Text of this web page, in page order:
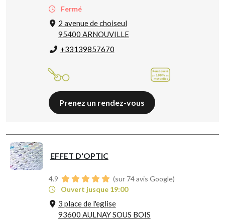
Fermé
2 avenue de choiseul
95400 ARNOUVILLE
+33139857670
Prenez un rendez-vous
EFFET D'OPTIC
4.9
(sur 74 avis Google)
Ouvert jusque 19:00
3 place de l'eglise
93600 AULNAY SOUS BOIS